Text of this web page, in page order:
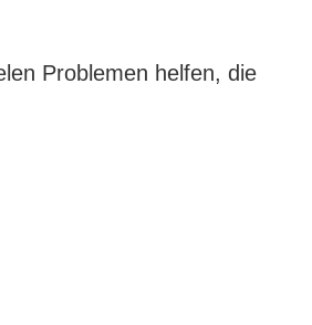
Problemen helfen, die